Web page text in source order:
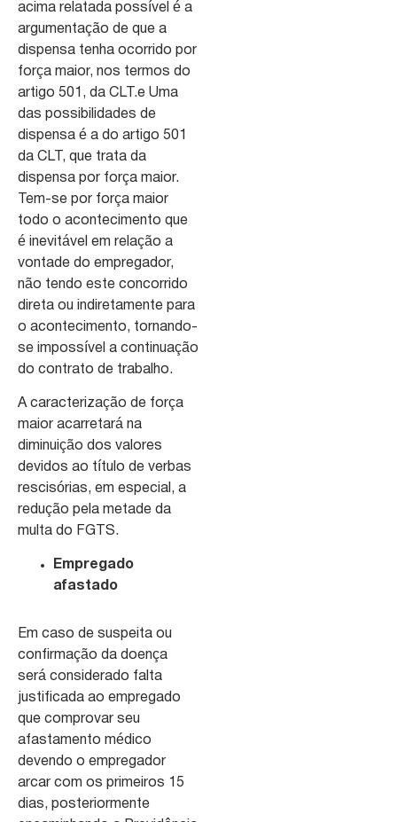
acima relatada possível é a
argumentação de que a
dispensa tenha ocorrido por
força maior, nos termos do
artigo 501, da CLT.e Uma
das possibilidades de
dispensa é a do artigo 501
da CLT, que trata da
dispensa por força maior.
Tem-se por força maior
todo o acontecimento que
é inevitável em relação a
vontade do empregador,
não tendo este concorrido
direta ou indiretamente para
o acontecimento, tornando-
se impossível a continuação
do contrato de trabalho.
A caracterização de força
maior acarretará na
diminuição dos valores
devidos ao título de verbas
rescisórias, em especial, a
redução pela metade da
multa do FGTS.
Empregado
afastado
Em caso de suspeita ou
confirmação da doença
será considerado falta
justificada ao empregado
que comprovar seu
afastamento médico
devendo o empregador
arcar com os primeiros 15
dias, posteriormente